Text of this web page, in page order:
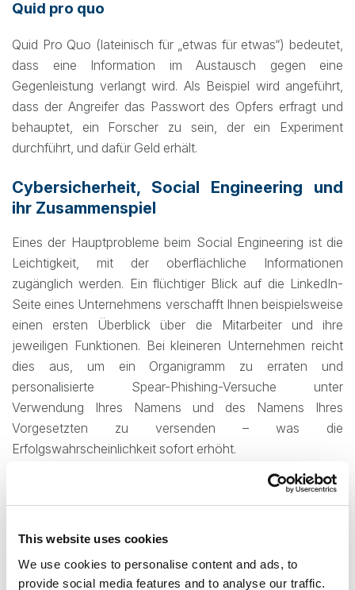
This website uses cookies
We use cookies to personalise content and ads, to
provide social media features and to analyse our traffic.
Quid pro quo
Quid Pro Quo (lateinisch für „etwas für etwas“) bedeutet,
dass eine Information im Austausch gegen eine
Gegenleistung verlangt wird. Als Beispiel wird angeführt,
dass der Angreifer das Passwort des Opfers erfragt und
behauptet, ein Forscher zu sein, der ein Experiment
durchführt, und dafür Geld erhält.
Cybersicherheit, Social Engineering und
ihr Zusammenspiel
Eines der Hauptprobleme beim Social Engineering ist die
Leichtigkeit, mit der oberflächliche Informationen
zugänglich werden. Ein flüchtiger Blick auf die LinkedIn-
Seite eines Unternehmens verschafft Ihnen beispielsweise
einen ersten Überblick über die Mitarbeiter und ihre
jeweiligen Funktionen. Bei kleineren Unternehmen reicht
dies aus, um ein Organigramm zu erraten und
personalisierte Spear-Phishing-Versuche unter
Verwendung Ihres Namens und des Namens Ihres
Vorgesetzten zu versenden – was die
Erfolgswahrscheinlichkeit sofort erhöht.
Abhilfe schaffen hier wiederholte Schulungen der
Mitarbeiter und die Festlegung klarer Regeln für die
Angreifer und das Opfer Vertrauen zueinander aufbauen